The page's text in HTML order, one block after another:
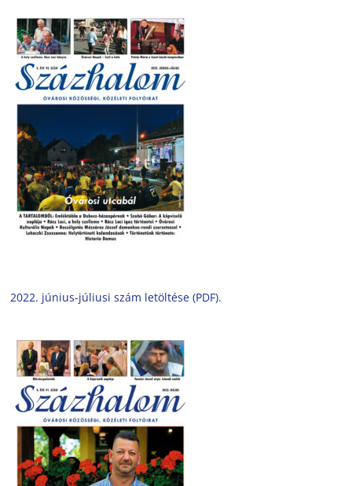
2022. június-júliusi szám letöltése (PDF).